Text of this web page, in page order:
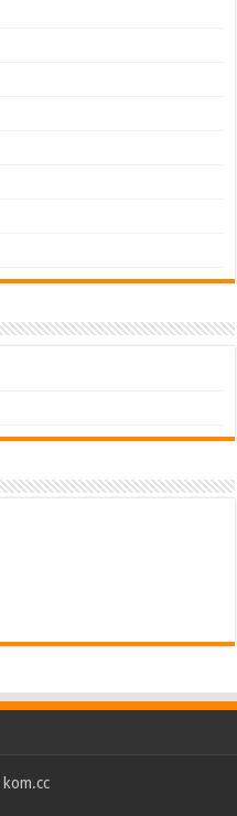
kom.cc